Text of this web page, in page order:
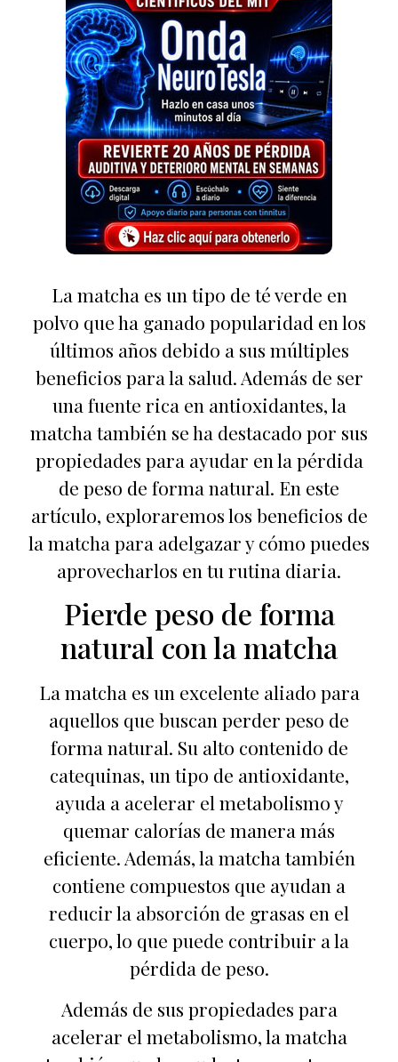
La matcha es un tipo de té verde en
polvo que ha ganado popularidad en los
últimos años debido a sus múltiples
beneficios para la salud. Además de ser
una fuente rica en antioxidantes, la
matcha también se ha destacado por sus
propiedades para ayudar en la pérdida
de peso de forma natural. En este
artículo, exploraremos los beneficios de
la matcha para adelgazar y cómo puedes
aprovecharlos en tu rutina diaria.
Pierde peso de forma
natural con la matcha
La matcha es un excelente aliado para
aquellos que buscan perder peso de
forma natural. Su alto contenido de
catequinas, un tipo de antioxidante,
ayuda a acelerar el metabolismo y
quemar calorías de manera más
eficiente. Además, la matcha también
contiene compuestos que ayudan a
reducir la absorción de grasas en el
cuerpo, lo que puede contribuir a la
pérdida de peso.
Además de sus propiedades para
acelerar el metabolismo, la matcha